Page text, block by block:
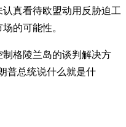
真看待欧盟动用反胁迫工
的可能性。
格陵兰岛的谈判解决方
普总统说什么就是什